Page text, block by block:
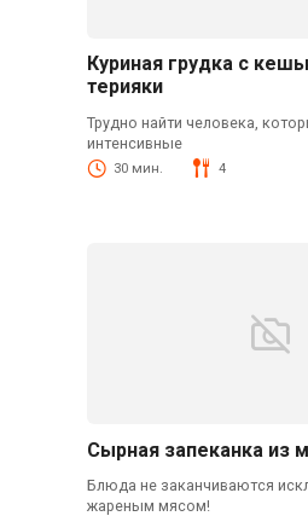
Куриная грудка с
терияки
Трудно найти человека,
интенсивные
30 мин. 4
Сырная запеканка из
Блюда не заканчиваются
жареным мясом!